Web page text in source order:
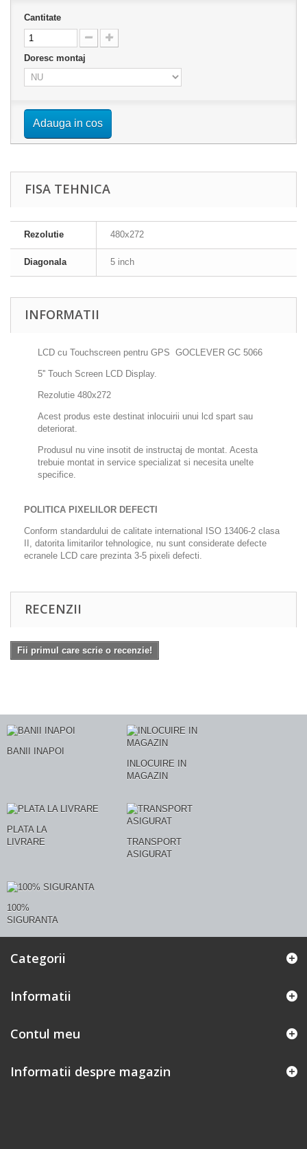
Cantitate
Doresc montaj
Adauga in cos
FISA TEHNICA
Rezolutie 480x272
Diagonala 5 inch
INFORMATII
LCD cu Touchscreen pentru GPS GOCLEVER GC 5066
5'' Touch Screen LCD Display.
Rezolutie 480x272
Acest produs este destinat inlocuirii unui lcd spart sau
deteriorat.
Produsul nu vine insotit de instructaj de montat. Acesta
trebuie montat in service specializat si necesita unelte
specifice.
POLITICA PIXELILOR DEFECTI
Conform standardului de calitate international ISO 13406-2 clasa
II, datorita limitarilor tehnologice, nu sunt considerate defecte
ecranele LCD care prezinta 3-5 pixeli defecti.
RECENZII
Fii primul care scrie o recenzie!
BANII INAPOI
INLOCUIRE IN
MAGAZIN
PLATA LA
LIVRARE
TRANSPORT
ASIGURAT
100%
SIGURANTA
Categorii
Informatii
Contul meu
Informatii despre magazin